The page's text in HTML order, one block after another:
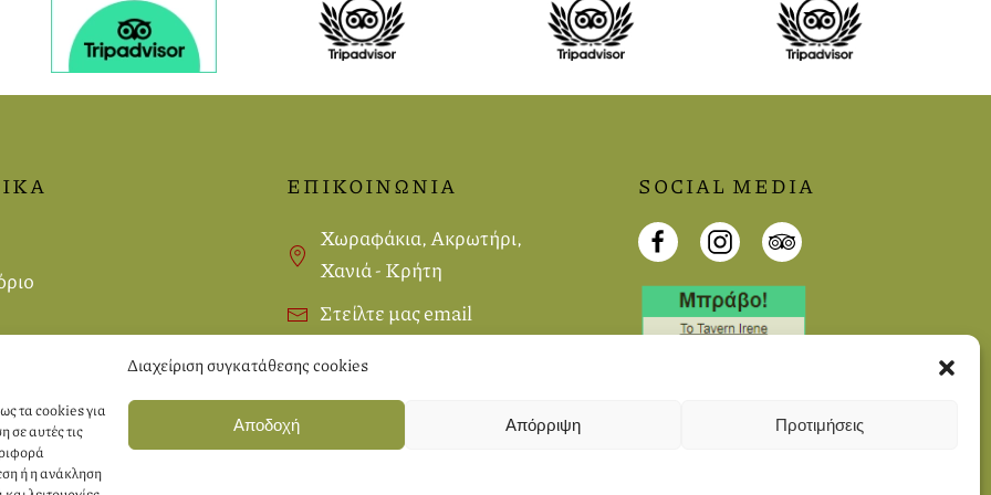
Διαχείριση συγκατάθεσης cookies
τα cookies για
αυτές τις
ή η ανάκληση
Αποδοχή Απόρριψη Προτιμήσεις
Cookies
ΕΠΙΚΟΙΝΩΝΙΑ
Χωραφάκια, Ακρωτήρι,
Χανιά - Κρήτη
Στείλτε μας email
Καλέστε μας
SOCIAL MEDIA